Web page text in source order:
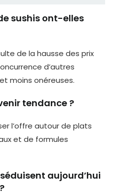
sushis ont-elles
de la hausse des prix
d’autres
moins onéreuses.
tendance ?
l’offre autour de plats
et de formules
aujourd’hui